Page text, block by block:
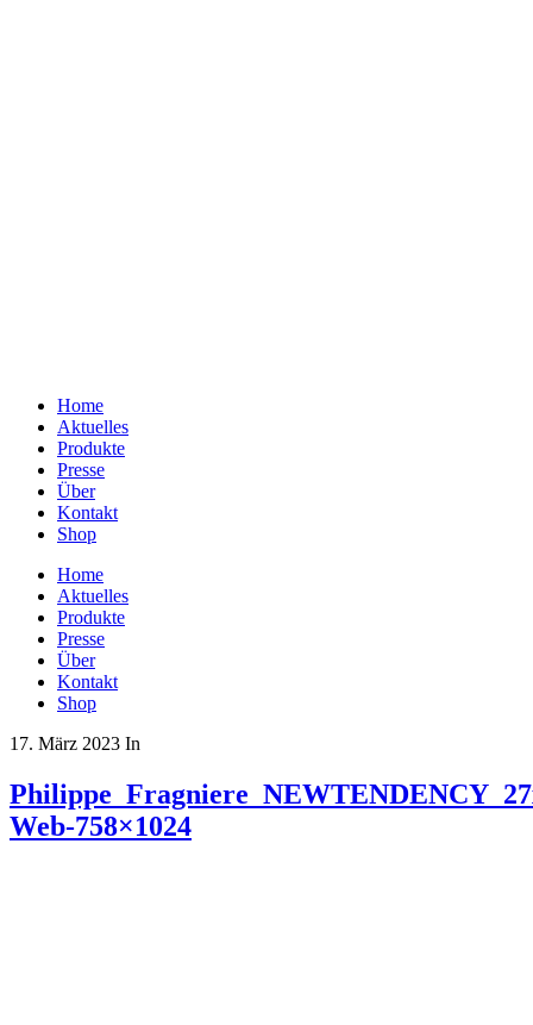
Home
Aktuelles
Produkte
Presse
Über
Kontakt
Shop
Home
Aktuelles
Produkte
Presse
Über
Kontakt
Shop
17. März 2023 In
Web-758×1024